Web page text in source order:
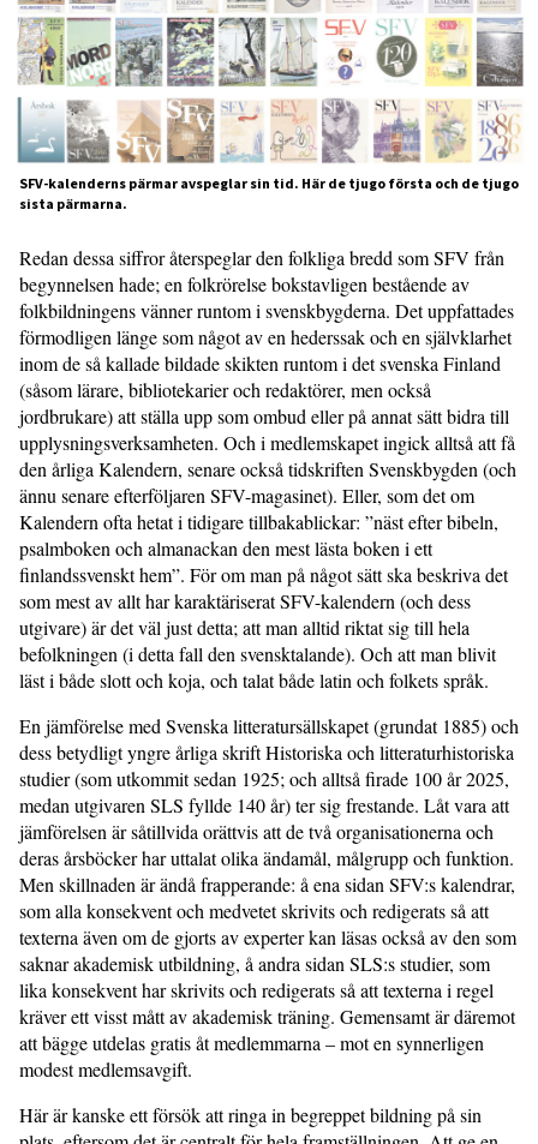
SFV-kalenderns pärmar avspeglar sin tid. Här de tjugo första och de tjugo
sista pärmarna.
Redan dessa siffror återspeglar den folkliga bredd som SFV från
begynnelsen hade; en folkrörelse bokstavligen bestående av
folkbildningens vänner runtom i svenskbygderna. Det uppfattades
förmodligen länge som något av en hederssak och en självklarhet
inom de så kallade bildade skikten runtom i det svenska Finland
(såsom lärare, bibliotekarier och redaktörer, men också
jordbrukare) att ställa upp som ombud eller på annat sätt bidra till
upplysningsverksamheten. Och i medlemskapet ingick alltså att få
den årliga Kalendern, senare också tidskriften Svenskbygden (och
ännu senare efterföljaren SFV-magasinet). Eller, som det om
Kalendern ofta hetat i tidigare tillbakablickar: ”näst efter bibeln,
psalmboken och almanackan den mest lästa boken i ett
finlandssvenskt hem”. För om man på något sätt ska beskriva det
som mest av allt har karaktäriserat SFV-kalendern (och dess
utgivare) är det väl just detta; att man alltid riktat sig till hela
befolkningen (i detta fall den svensktalande). Och att man blivit
läst i både slott och koja, och talat både latin och folkets språk.
En jämförelse med Svenska litteratursällskapet (grundat 1885) och
dess betydligt yngre årliga skrift Historiska och litteraturhistoriska
studier (som utkommit sedan 1925; och alltså firade 100 år 2025,
medan utgivaren SLS fyllde 140 år) ter sig frestande. Låt vara att
jämförelsen är såtillvida orättvis att de två organisationerna och
deras årsböcker har uttalat olika ändamål, målgrupp och funktion.
Men skillnaden är ändå frapperande: å ena sidan SFV:s kalendrar,
som alla konsekvent och medvetet skrivits och redigerats så att
texterna även om de gjorts av experter kan läsas också av den som
saknar akademisk utbildning, å andra sidan SLS:s studier, som
lika konsekvent har skrivits och redigerats så att texterna i regel
kräver ett visst mått av akademisk träning. Gemensamt är däremot
att bägge utdelas gratis åt medlemmarna – mot en synnerligen
modest medlemsavgift.
Här är kanske ett försök att ringa in begreppet bildning på sin